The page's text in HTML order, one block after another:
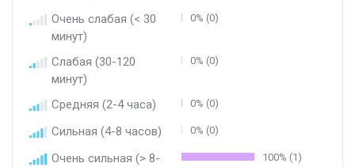
Очень слабая (< 30
минут)
0% (0)
Слабая (30-120
минут)
0% (0)
Средняя (2-4 часа) 0% (0)
Сильная (4-8 часов) 0% (0)
Очень сильная (> 8-
100% (1)